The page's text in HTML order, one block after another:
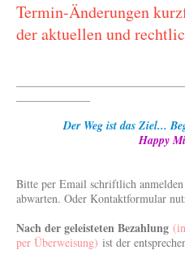
Termin-Änderungen
der aktuellen und
Der Weg ist das Ziel...
Happy
Bitte per Email schriftlich anmelden
abwarten. Oder Kontaktformular
Nach der geleisteten Bezahlung
per Überweisung) ist der